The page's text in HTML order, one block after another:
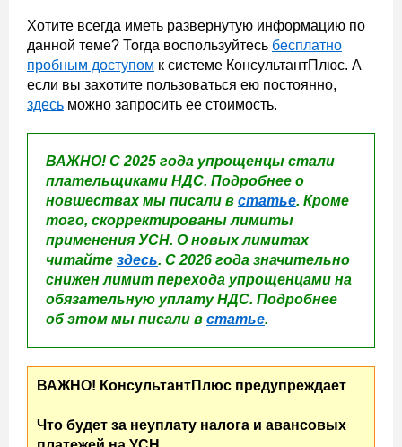
Хотите всегда иметь развернутую информацию по
данной теме? Тогда воспользуйтесь бесплатно
пробным доступом к системе КонсультантПлюс. А
если вы захотите пользоваться ею постоянно,
здесь можно запросить ее стоимость.
ВАЖНО! С 2025 года упрощенцы стали
плательщиками НДС. Подробнее о
новшествах мы писали в статье. Кроме
того, скорректированы лимиты
применения УСН. О новых лимитах
читайте здесь. С 2026 года значительно
снижен лимит перехода упрощенцами на
обязательную уплату НДС. Подробнее
об этом мы писали в статье.
ВАЖНО! КонсультантПлюс предупреждает
Что будет за неуплату налога и авансовых